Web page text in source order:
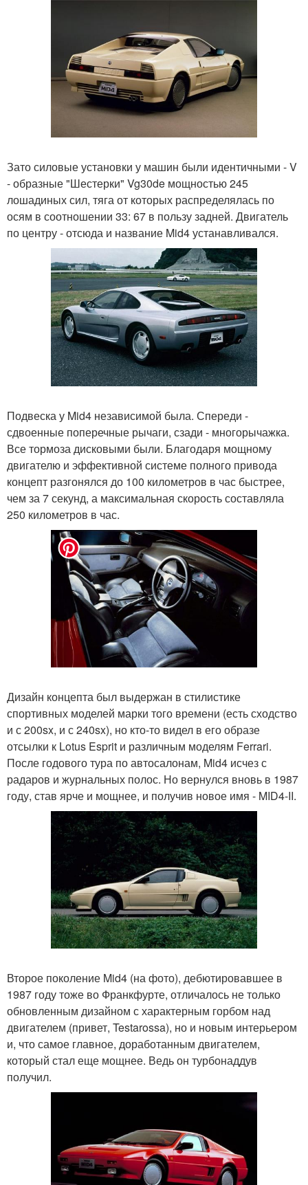
Зато силовые установки у машин были идентичными - V
- образные "Шестерки" Vg30de мощностью 245
лошадиных сил, тяга от которых распределялась по
осям в соотношении 33: 67 в пользу задней. Двигатель
по центру - отсюда и название Mid4 устанавливался.
Подвеска у Mid4 независимой была. Спереди -
сдвоенные поперечные рычаги, сзади - многорычажка.
Все тормоза дисковыми были. Благодаря мощному
двигателю и эффективной системе полного привода
концепт разгонялся до 100 километров в час быстрее,
чем за 7 секунд, а максимальная скорость составляла
250 километров в час.
Дизайн концепта был выдержан в стилистике
спортивных моделей марки того времени (есть сходство
и с 200sx, и с 240sx), но кто-то видел в его образе
отсылки к Lotus Esprit и различным моделям Ferrari.
После годового тура по автосалонам, Mid4 исчез с
радаров и журнальных полос. Но вернулся вновь в 1987
году, став ярче и мощнее, и получив новое имя - MID4-II.
Второе поколение Mid4 (на фото), дебютировавшее в
1987 году тоже во Франкфурте, отличалось не только
обновленным дизайном с характерным горбом над
двигателем (привет, Testarossa), но и новым интерьером
и, что самое главное, доработанным двигателем,
который стал еще мощнее. Ведь он турбонаддув
получил.